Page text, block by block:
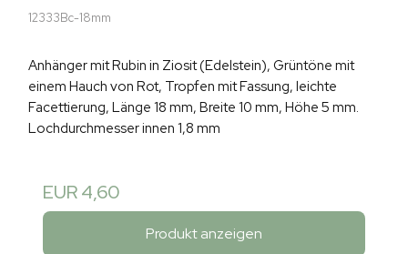
12333Bc-18mm
Anhänger mit Rubin in Ziosit (Edelstein), Grüntöne mit
einem Hauch von Rot, Tropfen mit Fassung, leichte
Facettierung, Länge 18 mm, Breite 10 mm, Höhe 5 mm.
Lochdurchmesser innen 1,8 mm
EUR 4,60
Produkt anzeigen